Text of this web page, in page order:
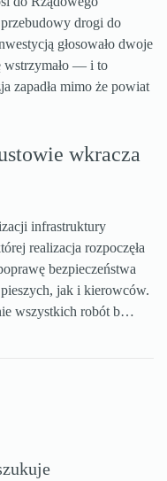
drogi do
głosowało dwoje
wstrzymało — i to
zapadła mimo że powiat
wkracza
infrastruktury
realizacja rozpoczęła
bezpieczeństwa
jak i kierowców.
wszystkich robót b…